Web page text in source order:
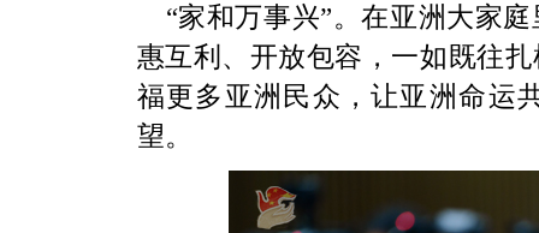
“家和万事兴”。在亚洲大家
惠互利、开放包容，一如既往
福更多亚洲民众，让亚洲命运
望。